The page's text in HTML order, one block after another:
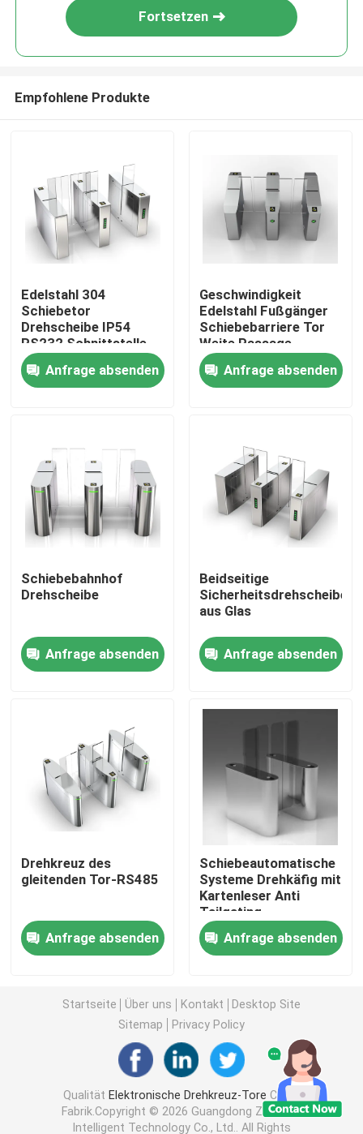
Startseite
Produkte
Über uns
Fabrik Tour
Nachrichten
Elektronische Drehkreuz-Tore
Drehkreuz-Schwenktür
Klappen-Drehkreuz-Tor
Volles Höhendrehkreuz
Gleitendes Tor-Drehkreuz
Gesichtserkennung Biometrische Maschine
Fortsetzen
Empfohlene Produkte
Edelstahl 304
Schiebetor
Drehscheibe IP54
RS232 Schnittstelle
Anti-Pinch-Steuerung
Silberfarbe
Anfrage absenden
Geschwindigkeit
Edelstahl Fußgänger
Schiebebarriere Tor
Weite Passage
Zugangssteuerung
80W Leistung
Anfrage absenden
Schiebebahnhof
Drehscheibe
Anfrage absenden
Beidseitige
Sicherheitsdrehscheiben
aus Glas
Anfrage absenden
Drehkreuz des
gleitenden Tor-RS485
Anfrage absenden
Schiebeautomatische
Systeme Drehkäfig mit
Kartenleser Anti
Tailgating
Anfrage absenden
Startseite Über uns Kontakt
Desktop Site
Sitemap
Privacy Policy
Qualität Elektronische Drehkreuz-Tore China
Fabrik.Copyright © 2026 Guangdong Zecheng
Intelligent Technology Co., Ltd.. All Rights